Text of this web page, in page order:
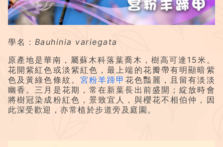
學名 : Bauhinia variegata
原產地是華南，屬蘇木科落葉喬木，樹高可達15米。
花開紫紅色或淡紫紅色，最上端的花瓣帶有明顯暗紫
色及黃綠色條紋。 宮粉羊蹄甲 花色豔麗，且留有淡淡
幽香。三月是花期，常在新葉長出前盛開；綻放時會
將樹冠染成粉紅色，景致宜人，與櫻花不相伯仲，因
此深受歡迎，亦常植於步道旁及庭園。